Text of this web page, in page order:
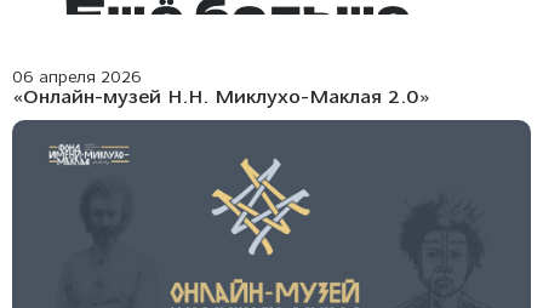
06 апреля 2026
«Онлайн-музей Н.Н. Миклухо-Маклая 2.0»